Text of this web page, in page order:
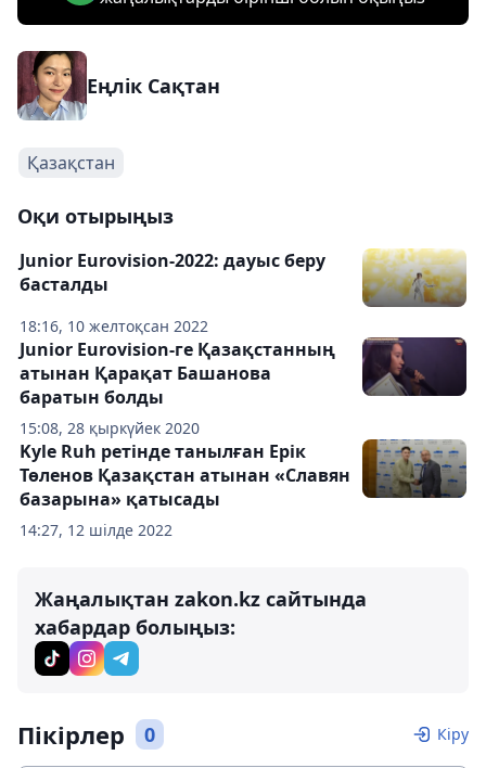
Еңлік Сақтан
Қазақстан
Оқи отырыңыз
18:16, 10 желтоқсан 2022
Junior Eurovision-2022: дауыс беру
басталды
15:08, 28 қыркүйек 2020
Junior Eurovision-ге Қазақстанның
атынан Қарақат Башанова
баратын болды
14:27, 12 шілде 2022
Kyle Ruh ретінде танылған Ерік
Төленов Қазақстан атынан «Славян
базарына» қатысады
Жаңалықтан zakon.kz сайтында
хабардар болыңыз:
Пікірлер 0 Кіру